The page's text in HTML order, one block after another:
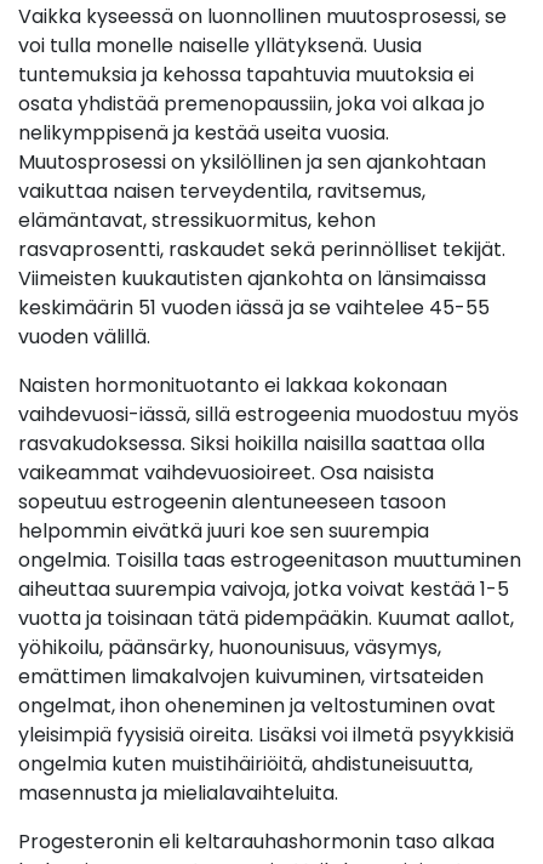
Vaikka kyseessä on luonnollinen muutosprosessi, se
voi tulla monelle naiselle yllätyksenä. Uusia
tuntemuksia ja kehossa tapahtuvia muutoksia ei
osata yhdistää premenopaussiin, joka voi alkaa jo
nelikymppisenä ja kestää useita vuosia.
Muutosprosessi on yksilöllinen ja sen ajankohtaan
vaikuttaa naisen terveydentila, ravitsemus,
elämäntavat, stressikuormitus, kehon
rasvaprosentti, raskaudet sekä perinnölliset tekijät.
Viimeisten kuukautisten ajankohta on länsimaissa
keskimäärin 51 vuoden iässä ja se vaihtelee 45-55
vuoden välillä.
Naisten hormonituotanto ei lakkaa kokonaan
vaihdevuosi-iässä, sillä estrogeenia muodostuu myös
rasvakudoksessa. Siksi hoikilla naisilla saattaa olla
vaikeammat vaihdevuosioireet. Osa naisista
sopeutuu estrogeenin alentuneeseen tasoon
helpommin eivätkä juuri koe sen suurempia
ongelmia. Toisilla taas estrogeenitason muuttuminen
aiheuttaa suurempia vaivoja, jotka voivat kestää 1-5
vuotta ja toisinaan tätä pidempääkin. Kuumat aallot,
yöhikoilu, päänsärky, huonounisuus, väsymys,
emättimen limakalvojen kuivuminen, virtsateiden
ongelmat, ihon oheneminen ja veltostuminen ovat
yleisimpiä fyysisiä oireita. Lisäksi voi ilmetä psyykkisiä
ongelmia kuten muistihäiriöitä, ahdistuneisuutta,
masennusta ja mielialavaihteluita.
Progesteronin eli keltarauhashormonin taso alkaa